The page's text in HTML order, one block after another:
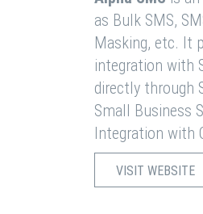
as Bulk SMS,
Masking, etc. It
integration with
directly through
Small Business
Integration with
VISIT WEBSITE